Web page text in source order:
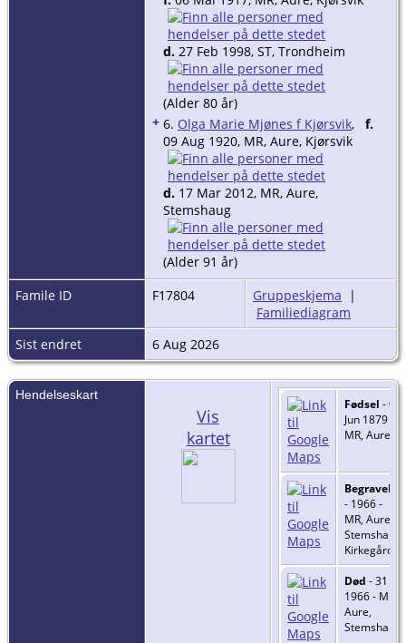
d. 27 Feb 1998, ST, Trondheim
(Alder 80 år)
+ 6. Olga Marie Mjønes f Kjørsvik, f.
09 Aug 1920, MR, Aure, Kjørsvik
d. 17 Mar 2012, MR, Aure,
Stemshaug
(Alder 91 år)
Famile ID
F17804 Gruppeskjema |
Familiediagram
Sist endret
6 Aug 2026
Hendelseskart
Vis
kartet
Fødsel - 09
Jun 1879 -
MR, Aure
Begravelse
- 1966 -
MR, Aure,
Stemshaug
Kirkegård
Død - 31 Jul
1966 - MR,
Aure,
Stemshaug